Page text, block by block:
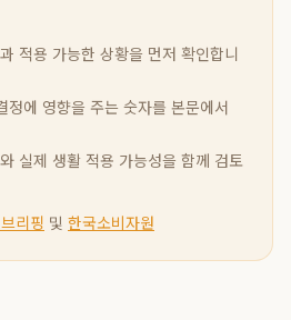
적용 가능한 상황을 먼저 확인합니
정에 영향을 주는 숫자를 본문에서
실제 생활 적용 가능성을 함께 검토
리핑 및 한국소비자원